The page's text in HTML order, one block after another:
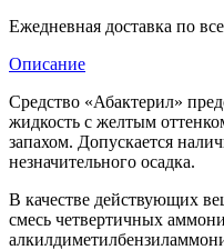
Ежедневная доставка по
Описание
Cредство «Абактерил»
жидкость с желтым
запахом. Допускается
незначительного осадка.
В качестве действующих
смесь четвертичных